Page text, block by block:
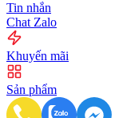
Tin nhắn
Chat Zalo
Khuyến mãi
Sản phẩm